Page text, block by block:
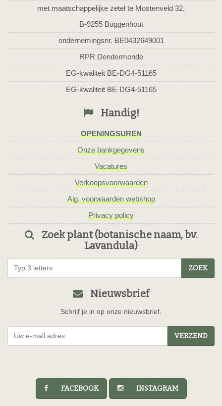
met maatschappelijke zetel te Mostenveld 32,
B-9255 Buggenhout
ondernemingsnr. BE0432649001
RPR Dendermonde
EG-kwaliteit BE-DG4-51165
EG-kwaliteit BE-DG4-51165
Handig!
OPENINGSUREN
Onze bankgegevens
Vacatures
Verkoopsvoorwaarden
Alg. voorwaarden webshop
Privacy policy
Zoek plant (botanische naam, bv.
Lavandula)
ZOEK
Nieuwsbrief
Schrijf je in op onze nieuwsbrief.
VERZEND
FACEBOOK INSTAGRAM